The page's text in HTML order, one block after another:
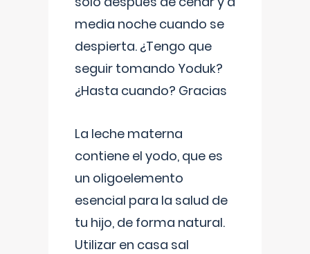
media noche cuando se
despierta. ¿Tengo que
seguir tomando Yoduk?
¿Hasta cuando? Gracias
La leche materna
contiene el yodo, que es
un oligoelemento
esencial para la salud de
tu hijo, de forma natural.
Utilizar en casa sal